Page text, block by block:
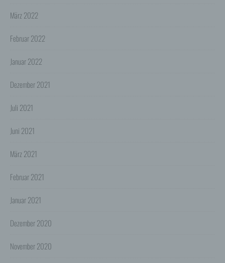
März 2022
Februar 2022
Januar 2022
Dezember 2021
Juli 2021
Juni 2021
März 2021
Februar 2021
Januar 2021
Dezember 2020
November 2020
vorausgesetzte Sicherheit der Daten gewährleisten.
3. Verarbeitung personenbezogener Daten
Die personenbezogenen Daten werden, neben den
genannten Verwendung, für die folgenden Zwecke auf
- Die Zurverfügungstellung, Ausführung, Pflege,
und Nutzerleistungen;
- Die Gewährleistung eines effektiven Kundendienstes
an einen Zahlungsdienstleister) oder für andere
zu erfüllen (z.B. Adressmitteilung an Lieferanten).
Bei der Kontaktaufnahme mit uns (per Kontaktformular
oder Email) werden die Angaben des Nutzers zwecks
Anschlussfragen entstehen, gespeichert.
Löschung keine Aufbewahrungspflichten